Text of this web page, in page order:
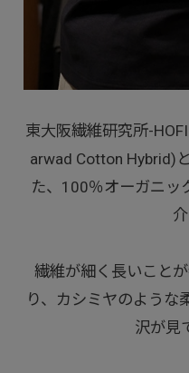
東大阪繊維研究所-
arwad Cotton Hybrid)
た、100％オーガニッ
繊維が細く長いこと
り、カシミヤのような
沢が見